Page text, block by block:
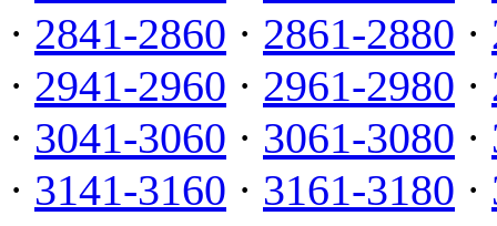
· 2841-2860 · 2861-2880 ·
· 2941-2960 · 2961-2980 ·
· 3041-3060 · 3061-3080 ·
· 3141-3160 · 3161-3180 ·